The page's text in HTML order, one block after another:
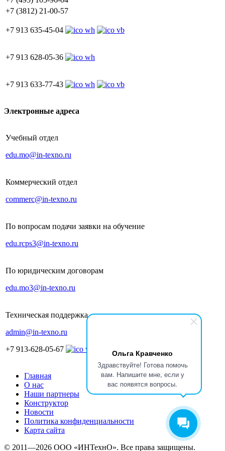
Ольга Кравченко
Здравствуйте! Готова помочь
вам. Напишите мне, если у
вас появятся вопросы.
Формулировка профиля
выпускника: «Специалист по
+7 (3812) 21-00-57
+7 913 635-45-04
+7 913 628-05-36
+7 913 633-77-43
Электронные адреса
Учебный отдел
edu.mo@in-texno.ru
Коммерческий отдел
commerc@in-texno.ru
По вопросам подачи заявки на обучение
edu.rcps3@in-texno.ru
По юридическим договорам
edu.mo3@in-texno.ru
Техническая поддержка
admin@in-texno.ru
+7 913-628-05-67
Главная
О нас
Наши партнеры
Конструктор
Новости
Политика конфиденциальности
Карта сайта
© 2011—2026 ООО «ИНТехнО». Все права защищены.